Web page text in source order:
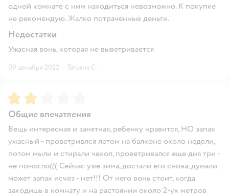
одной комнате с ним находиться невозможно. К покупке
не рекомендую. Жалко потраченные деньги.
Недостатки
Ужасная вонь, которая не выветривается
09 декабря 2022 · Татьяна С.
Рейтинг:
Общие впечатления
Вещь интересная и занятная, ребенку нравится, НО запах
ужасный - проветривлся летом на балконе около недели,
потом мыли и стирали чехол, проветривался еще дня три -
не помогло((( Сейчас уже зима, достали его снова, думали
может запах исчез - нет!!! От него вонь стоит, когда
заходишь в комнату и на растоянии около 2-ух метров